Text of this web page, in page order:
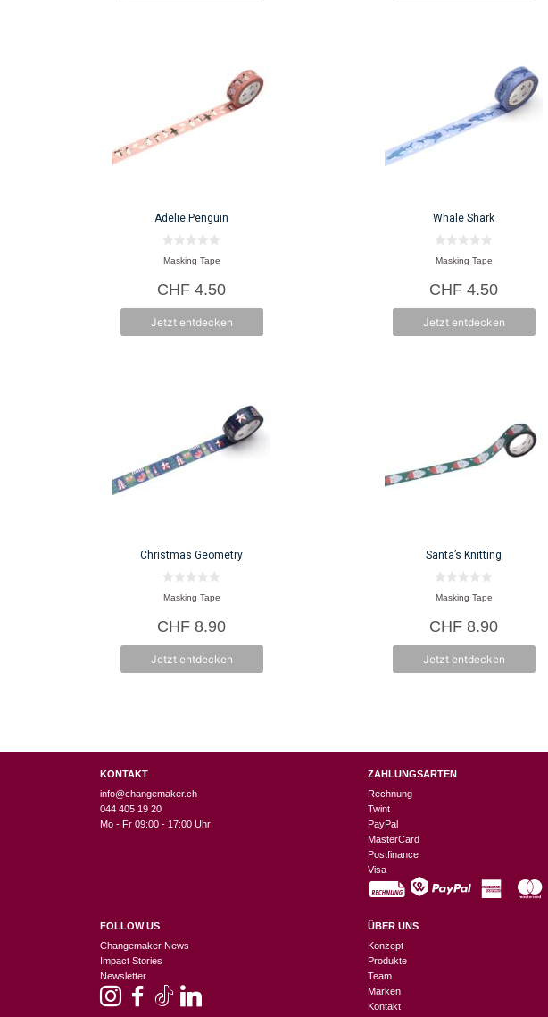
Adelie Penguin
0
v
n
5
Masking Tape
CHF 4.50
Jetzt entdecken
Whale Shark
0
v
n
5
Masking Tape
CHF 4.50
Jetzt entdecken
Christmas Geometry
0
v
n
5
Masking Tape
CHF 8.90
Jetzt entdecken
Santa’s Knitting
0
v
n
5
Masking Tape
CHF 8.90
Jetzt entdecken
KONTAKT
info@changemaker.ch
044 405 19 20
Mo - Fr 09:00 - 17:00 Uhr
FOLLOW US
Changemaker News
Impact Stories
Newsletter
ZAHLUNGSARTEN
Rechnung
Twint
PayPal
MasterCard
Postfinance
Visa
ÜBER UNS
Konzept
Produkte
Team
Marken
Kontakt